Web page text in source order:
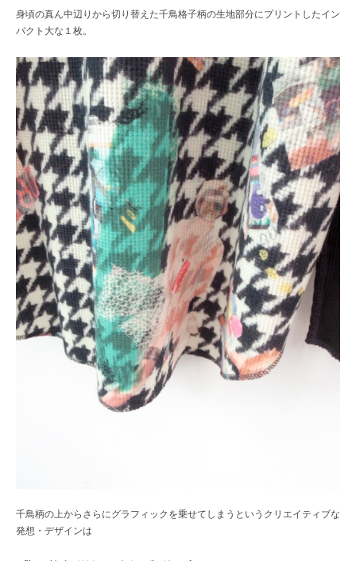
身頃の真ん中辺りから切り替えた千鳥格子柄の生地部分にプリントしたイン
パクト大な１枚。
千鳥柄の上からさらにグラフィックを乗せてしまうというクリエイティブな
発想・デザインは